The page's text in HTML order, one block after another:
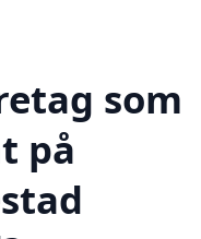
som
på